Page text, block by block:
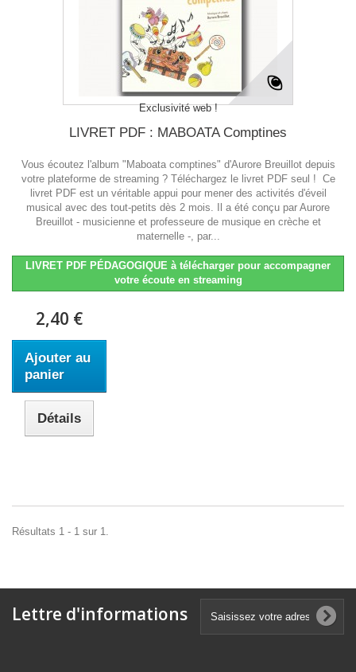
Exclusivité web !
LIVRET PDF : MABOATA Comptines
Vous écoutez l'album "Maboata comptines" d'Aurore Breuillot depuis
votre plateforme de streaming ? Téléchargez le livret PDF seul ! Ce
livret PDF est un véritable appui pour mener des activités d'éveil
musical avec des tout-petits dès 2 mois. Il a été conçu par Aurore
Breuillot - musicienne et professeure de musique en crèche et
maternelle -, par...
LIVRET PDF PÉDAGOGIQUE à télécharger pour accompagner
votre écoute en streaming
2,40 €
Ajouter au
panier
Détails
Résultats 1 - 1 sur 1.
Lettre d'informations